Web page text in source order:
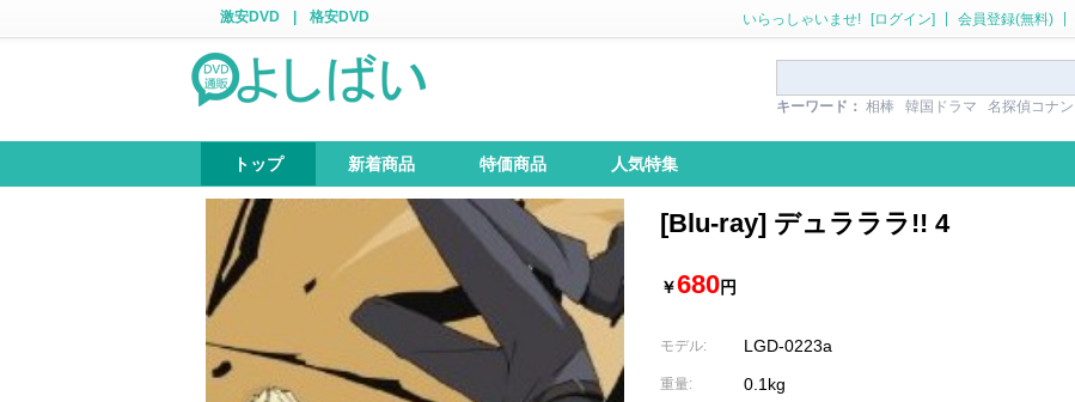
激安DVD 格安DVD いらっしゃいませ! [ログイン] 会員登録(無料)
キーワード： 相棒 韓国ドラマ 名探偵コナン
トップ 新着商品 特価商品 人気特集
[Blu-ray] デュラララ!! 4
￥680円
モデル: LGD-0223a
重量: 0.1kg